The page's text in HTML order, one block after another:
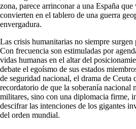
zona, parece arrinconar a una España
convierten en el tablero de una guerra
envergadura.
Las crisis humanitarias no siempre
Con frecuencia son estimuladas por
vidas humanas en el altar del
debate el egoísmo de sus estados
de seguridad nacional, el drama de Ceuta
recordatorio de que la soberanía nacional
militares, sino con una diplomacia firme,
descifrar las intenciones de los gigantes
del orden mundial.